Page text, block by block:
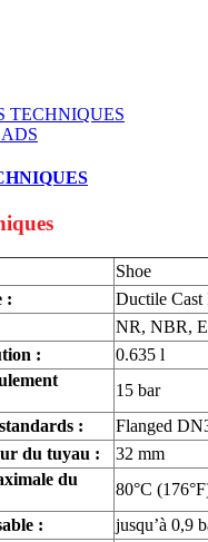
TECHNIQUES
Shoe
:
Ductile Cast
NR, NBR,
:
0.635 l
15 bar
:
Flanged
du tuyau :
32 mm
du
80°C
:
jusqu’à 0,9